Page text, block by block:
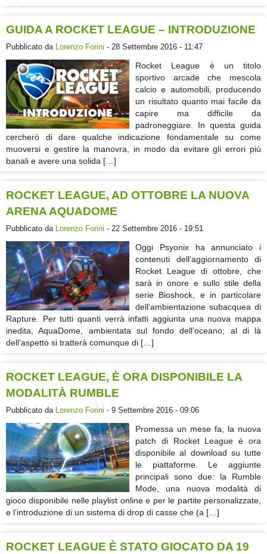
GUIDA A ROCKET LEAGUE – INTRODUZIONE
Pubblicato da Lorenzo Forini - 28 Settembre 2016 - 11:47
Rocket League è un titolo
sportivo arcade che mescola
calcio e automobili, producendo
un risultato quanto mai facile da
capire ma difficile da
padroneggiare. In questa guida
cercherò di dare qualche indicazione fondamentale su come
muoversi e gestire la manovra, in modo da evitare gli errori più
banali e avere una solida […]
ROCKET LEAGUE, AD OTTOBRE LA NUOVA
ARENA AQUADOME
Pubblicato da Lorenzo Forini - 22 Settembre 2016 - 19:51
Oggi Psyonix ha annunciato i
contenuti dell’aggiornamento di
Rocket League di ottobre, che
sarà in onore e sullo stile della
serie Bioshock, e in particolare
dell’ambientazione subacquea di
Rapture. Per tutti quanti verrà infatti aggiunta una nuova mappa
inedita, AquaDome, ambientata sul fondo dell’oceano; al di là
dell’aspetto si tratterà comunque di […]
ROCKET LEAGUE, È ORA DISPONIBILE LA
MODALITÀ RUMBLE
Pubblicato da Lorenzo Forini - 9 Settembre 2016 - 09:06
Promessa un mese fa, la nuova
patch di Rocket League è ora
disponibile al download su tutte
le piattaforme. Le aggiunte
principali sono due: la Rumble
Mode, una nuova modalità di
gioco disponibile nelle playlist online e per le partite personalizzate,
e l’introduzione di un sistema di drop di casse che (a […]
ROCKET LEAGUE È STATO GIOCATO DA 19